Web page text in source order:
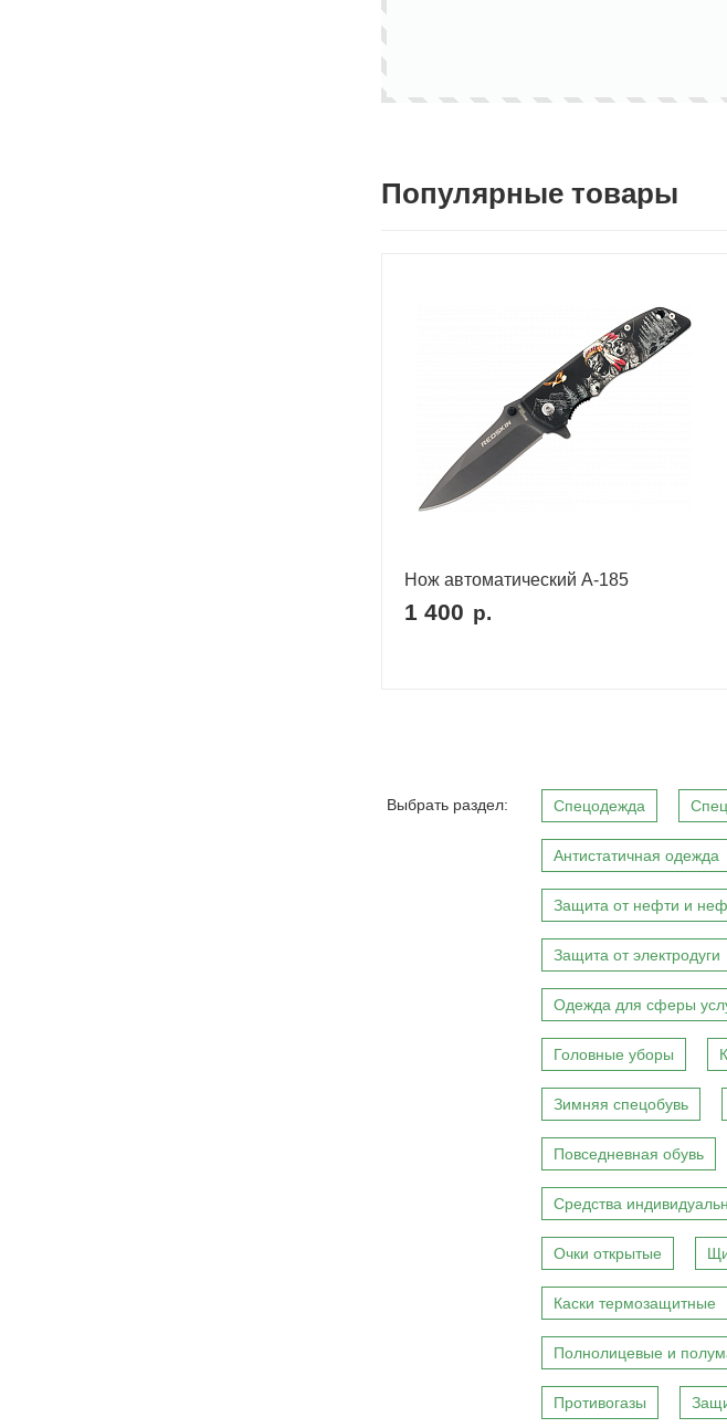
Популярные товары
Нож автоматический A-185
1 400 р.
Выбрать раздел: Спецодежда
Антистатичная одежда
Защита от нефти и
Защита от электродуги
Одежда для сферы
Головные уборы
Зимняя спецобувь
Повседневная обувь
Средства
Очки открытые
Каски термозащитные
Полнолицевые и
Противогазы